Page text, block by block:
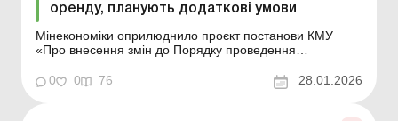
оренду, планують додаткові умови
Мінекономіки оприлюднило проєкт постанови КМУ
«Про внесення змін до Порядку проведення
приватизації та визначення додаткових умов продажу
щодо особливостей приватизації об'єктів державної та
0 0 76 28.01.2026